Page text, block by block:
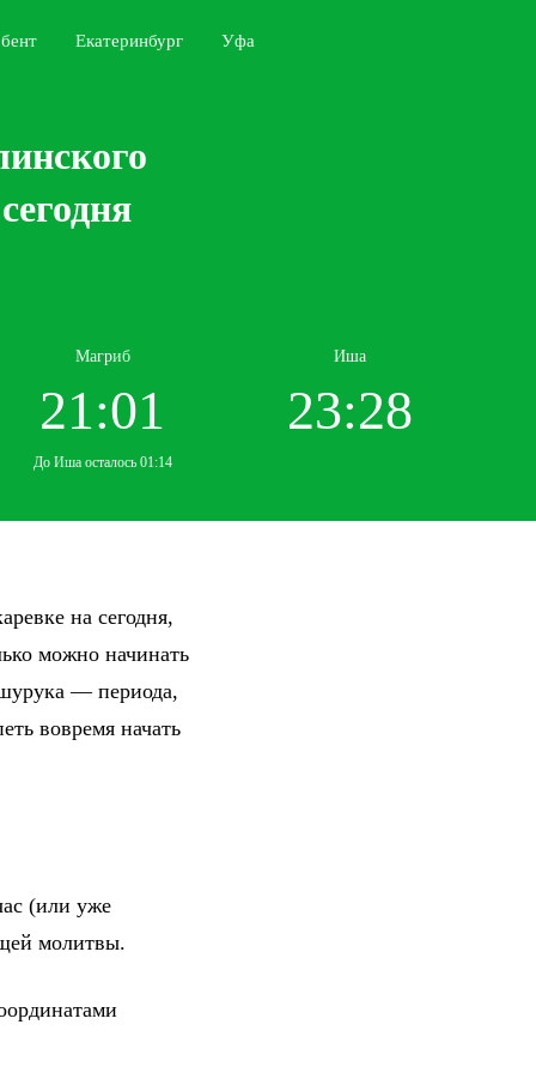
Екатеринбург Уфа
Магриб
21:01
До Иша осталось 01:14
Иша
23:28
на сегодня,
можно начинать
— периода,
вовремя начать
(или уже
молитвы.